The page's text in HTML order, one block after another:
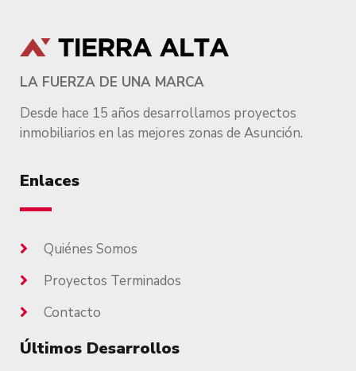
LA FUERZA DE UNA MARCA
Desde hace 15 años desarrollamos proyectos
inmobiliarios en las mejores zonas de Asunción.
Enlaces
Quiénes Somos
Proyectos Terminados
Contacto
Últimos Desarrollos